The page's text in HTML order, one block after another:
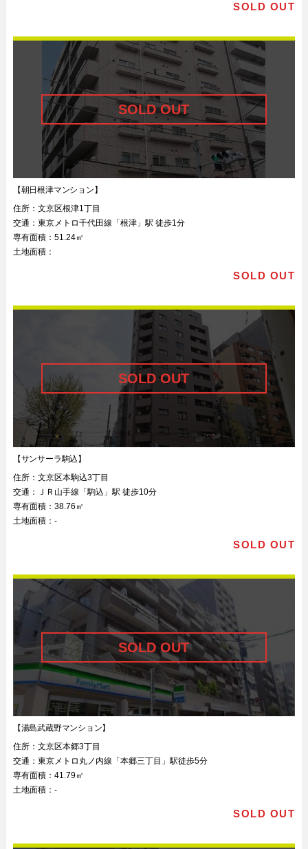
SOLD OUT
【朝日根津マンション】
住所： 文京区根津1丁目
交通： 東京メトロ千代田線「根津」駅 徒歩1分
専有面積： 51.24㎡
土地面積：
SOLD OUT
【サンサーラ駒込】
住所： 文京区本駒込3丁目
交通：
ＪＲ山手線「駒込」駅 徒歩10分
専有面積： 38.76㎡
土地面積： -
SOLD OUT
【湯島武蔵野マンション】
住所： 文京区本郷3丁目
交通： 東京メトロ丸ノ内線「本郷三丁目」駅徒歩5分
専有面積： 41.79㎡
土地面積： -
SOLD OUT